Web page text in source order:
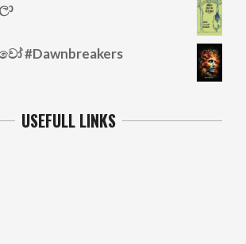
#Dawnbreakers
USEFULL LINKS